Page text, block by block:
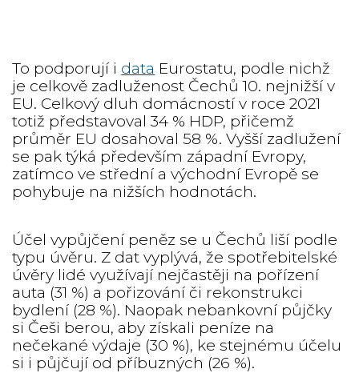
To podporují i data Eurostatu, podle nichž
je celkově zadluženost Čechů 10. nejnižší v
EU. Celkový dluh domácností v roce 2021
totiž představoval 34 % HDP, přičemž
průměr EU dosahoval 58 %. Vyšší zadlužení
se pak týká především západní Evropy,
zatímco ve střední a východní Evropě se
pohybuje na nižších hodnotách.
Účel vypůjčení peněz se u Čechů liší podle
typu úvěru. Z dat vyplývá, že spotřebitelské
úvěry lidé využívají nejčastěji na pořízení
auta (31 %) a pořizování či rekonstrukci
bydlení (28 %). Naopak nebankovní půjčky
si Češi berou, aby získali peníze na
nečekané výdaje (30 %), ke stejnému účelu
si i půjčují od příbuzných (26 %).